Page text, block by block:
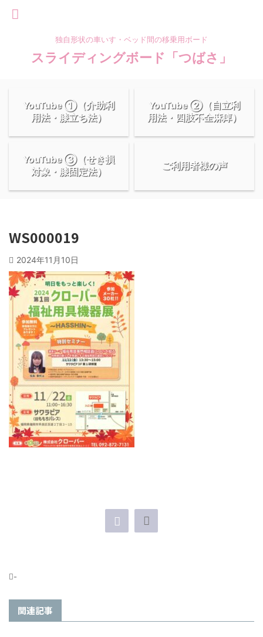
独自形状の車いす・ベッド間の移乗用ボード
スライディングボード「つばさ」
YouTube ①（介助利
用法・膝立ち法）
YouTube ②（自立利
用法・四肢不全麻痺）
YouTube ③（せき損
対象・膝固定法）
ご利用者様の声
WS000019
2024年11月10日
-
関連記事